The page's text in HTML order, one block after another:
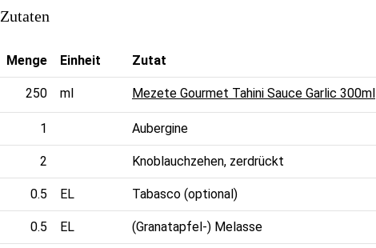
Zutaten
Menge Einheit Zutat
250 ml Mezete Gourmet Tahini Sauce Garlic 300ml
1 Aubergine
2 Knoblauchzehen, zerdrückt
0.5 EL Tabasco (optional)
0.5 EL (Granatapfel-) Melasse